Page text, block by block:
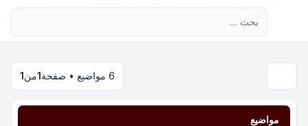
6 مواضيع • صفحة 1من1
مواضيع